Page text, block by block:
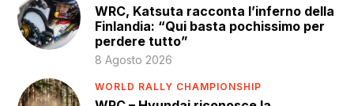
WRC, Katsuta racconta l’inferno della
Finlandia: “Qui basta pochissimo per
perdere tutto”
8 Agosto 2026
WORLD RALLY CHAMPIONSHIP